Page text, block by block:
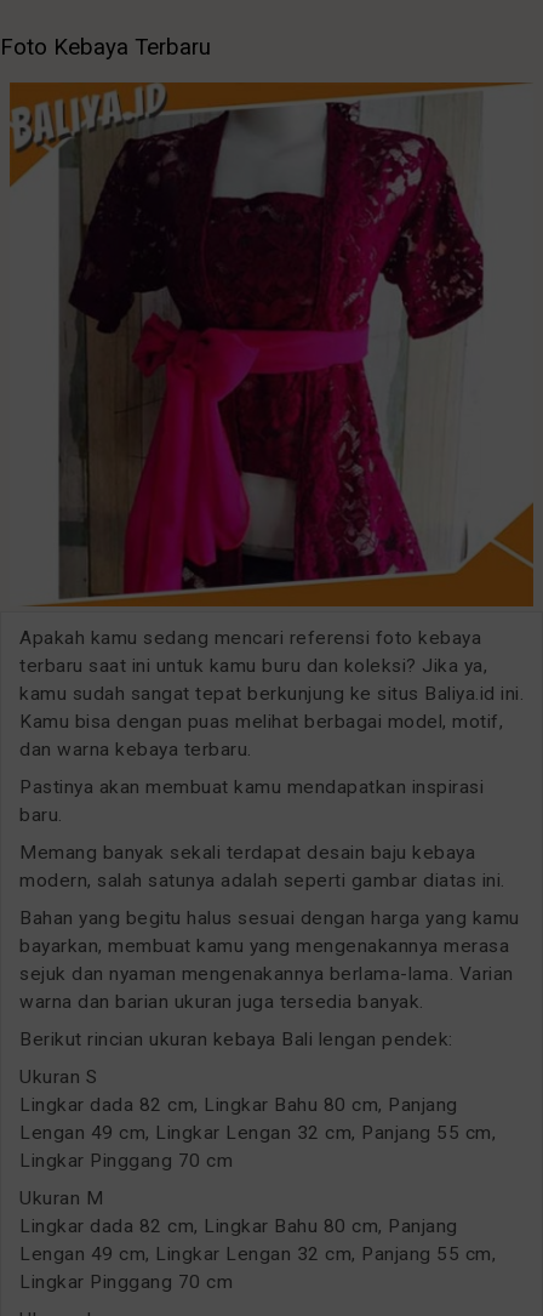
Foto Kebaya Terbaru
Apakah kamu sedang mencari referensi foto kebaya
terbaru saat ini untuk kamu buru dan koleksi? Jika ya,
kamu sudah sangat tepat berkunjung ke situs Baliya.id ini.
Kamu bisa dengan puas melihat berbagai model, motif,
dan warna kebaya terbaru.
Pastinya akan membuat kamu mendapatkan inspirasi
baru.
Memang banyak sekali terdapat desain baju kebaya
modern, salah satunya adalah seperti gambar diatas ini.
Bahan yang begitu halus sesuai dengan harga yang kamu
bayarkan, membuat kamu yang mengenakannya merasa
sejuk dan nyaman mengenakannya berlama-lama. Varian
warna dan barian ukuran juga tersedia banyak.
Berikut rincian ukuran kebaya Bali lengan pendek:
Ukuran S
Lingkar dada 82 cm, Lingkar Bahu 80 cm, Panjang
Lengan 49 cm, Lingkar Lengan 32 cm, Panjang 55 cm,
Lingkar Pinggang 70 cm
Ukuran M
Lingkar dada 82 cm, Lingkar Bahu 80 cm, Panjang
Lengan 49 cm, Lingkar Lengan 32 cm, Panjang 55 cm,
Lingkar Pinggang 70 cm